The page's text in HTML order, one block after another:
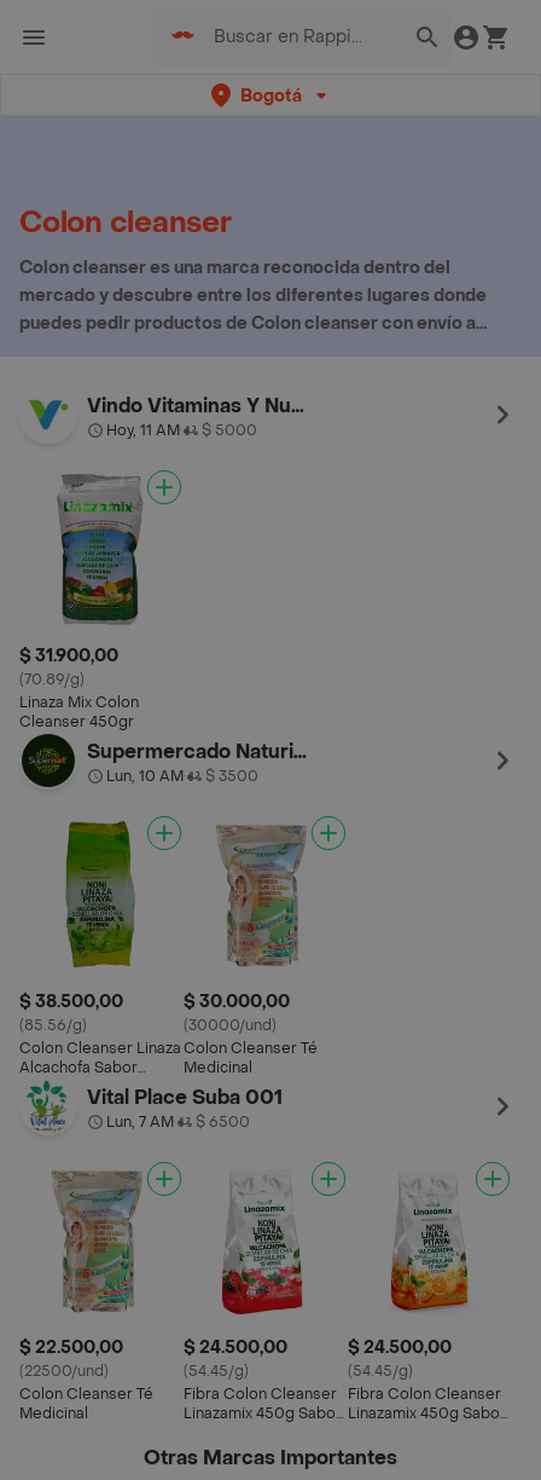
Bogotá
Colon cleanser
Colon cleanser es una marca reconocida dentro del
mercado y descubre entre los diferentes lugares donde
puedes pedir productos de Colon cleanser con envío a
Vindo Vitaminas Y Nutrición Santa Ana
Hoy, 11 AM• $ 5000
$ 31.900,00
(70.89/g)
Linaza Mix Colon
Cleanser 450gr
Supermercado Naturista
Lun, 10 AM• $ 3500
$ 38.500,00
(85.56/g)
Colon Cleanser Linaza
Alcachofa Sabor
Limon Menta X 450 Gr
$ 30.000,00
(30000/und)
Colon Cleanser Té
Medicinal
Vital Place Suba 001
Lun, 7 AM• $ 6500
$ 22.500,00
(22500/und)
Colon Cleanser Té
Medicinal
$ 24.500,00
(54.45/g)
Fibra Colon Cleanser
Linazamix 450g Sabor
$ 24.500,00
(54.45/g)
Fibra Colon Cleanser
Linazamix 450g Sabor
Otras Marcas Importantes